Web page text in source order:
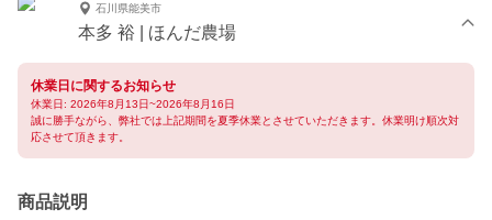
石川県能美市
本多 裕 | ほんだ農場
休業日に関するお知らせ
休業日: 2026年8月13日~2026年8月16日
誠に勝手ながら、弊社では上記期間を夏季休業とさせていただきます。休業明け順次対
応させて頂きます。
商品説明